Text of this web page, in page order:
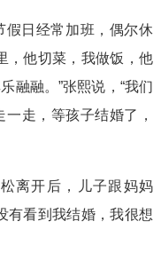
假日经常加班，偶尔休
，他切菜，我做饭，他
融融。”张熙说，“我们
走，等孩子结婚了，
离开后，儿子跟妈妈
有看到我结婚，我很想